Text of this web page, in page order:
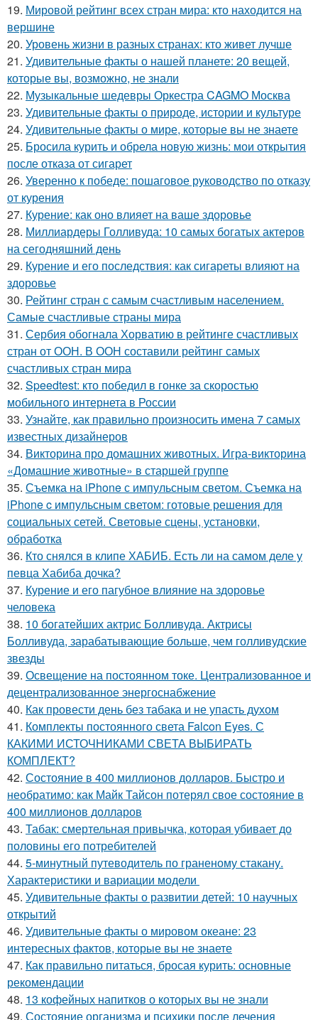
19. Мировой рейтинг всех стран мира: кто находится на
вершине
20. Уровень жизни в разных странах: кто живет лучше
21. Удивительные факты о нашей планете: 20 вещей,
которые вы, возможно, не знали
22. Музыкальные шедевры Оркестра CAGMO Москва
23. Удивительные факты о природе, истории и культуре
24. Удивительные факты о мире, которые вы не знаете
25. Бросила курить и обрела новую жизнь: мои открытия
после отказа от сигарет
26. Уверенно к победе: пошаговое руководство по отказу
от курения
27. Курение: как оно влияет на ваше здоровье
28. Миллиардеры Голливуда: 10 самых богатых актеров
на сегодняшний день
29. Курение и его последствия: как сигареты влияют на
здоровье
30. Рейтинг стран с самым счастливым населением.
Самые счастливые страны мира
31. Сербия обогнала Хорватию в рейтинге счастливых
стран от ООН. В ООН составили рейтинг самых
счастливых стран мира
32. Speedtest: кто победил в гонке за скоростью
мобильного интернета в России
33. Узнайте, как правильно произносить имена 7 самых
известных дизайнеров
34. Викторина про домашних животных. Игра-викторина
«Домашние животные» в старшей группе
35. Съемка на iPhone с импульсным светом. Съемка на
iPhone c импульсным светом: готовые решения для
социальных сетей. Световые сцены, установки,
обработка
36. Кто снялся в клипе ХАБИБ. Есть ли на самом деле у
певца Хабиба дочка?
37. Курение и его пагубное влияние на здоровье
человека
38. 10 богатейших актрис Болливуда. Актрисы
Болливуда, зарабатывающие больше, чем голливудские
звезды
39. Освещение на постоянном токе. Централизованное и
децентрализованное энергоснабжение
40. Как провести день без табака и не упасть духом
41. Комплекты постоянного света Falcon Eyes. С
КАКИМИ ИСТОЧНИКАМИ СВЕТА ВЫБИРАТЬ
КОМПЛЕКТ?
42. Состояние в 400 миллионов долларов. Быстро и
необратимо: как Майк Тайсон потерял свое состояние в
400 миллионов долларов
43. Табак: смертельная привычка, которая убивает до
половины его потребителей
44. 5-минутный путеводитель по граненому стакану.
Характеристики и вариации модели
45. Удивительные факты о развитии детей: 10 научных
открытий
46. Удивительные факты о мировом океане: 23
интересных фактов, которые вы не знаете
47. Как правильно питаться, бросая курить: основные
рекомендации
48. 13 кофейных напитков о которых вы не знали
49. Состояние организма и психики после лечения